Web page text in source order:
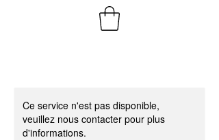
Ce service n'est pas disponible,
veuillez nous contacter pour plus
d'informations.